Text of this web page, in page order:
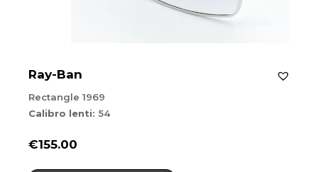
Ray-Ban
Rectangle 1969
Calibro lenti: 54
€155.00